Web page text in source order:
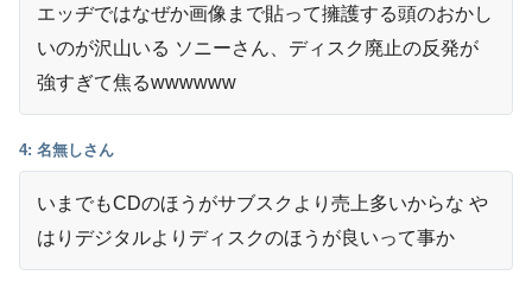
エッヂではなぜか画像まで貼って擁護する頭のおかし
いのが沢山いる ソニーさん、ディスク廃止の反発が
強すぎて焦るwwwwww
4: 名無しさん
いまでもCDのほうがサブスクより売上多いからな や
はりデジタルよりディスクのほうが良いって事か